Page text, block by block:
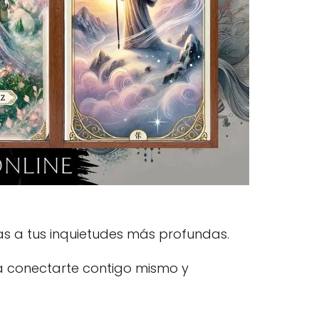
a tus inquietudes más profundas.
conectarte contigo mismo y